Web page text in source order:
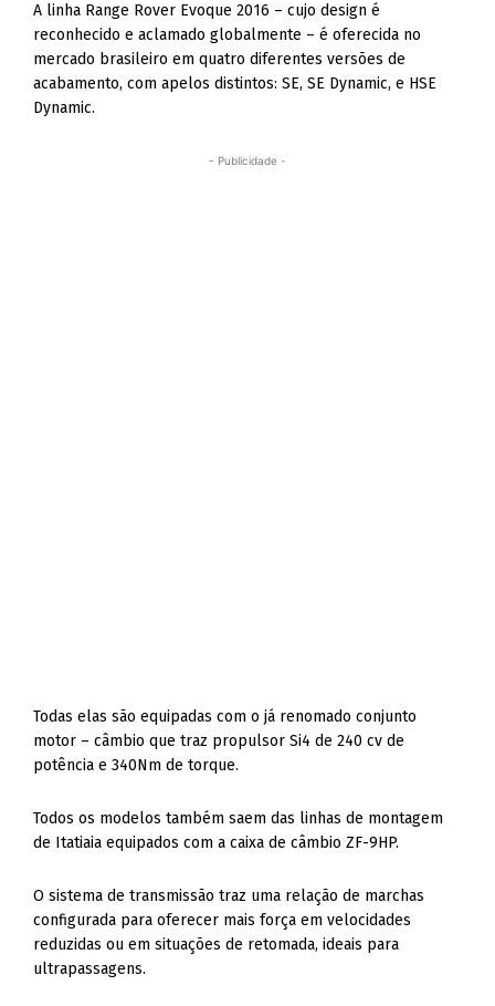
A linha Range Rover Evoque 2016 – cujo design é
reconhecido e aclamado globalmente – é oferecida no
mercado brasileiro em quatro diferentes versões de
acabamento, com apelos distintos: SE, SE Dynamic, e HSE
Dynamic.
- Publicidade -
Todas elas são equipadas com o já renomado conjunto
motor – câmbio que traz propulsor Si4 de 240 cv de
potência e 340Nm de torque.
Todos os modelos também saem das linhas de montagem
de Itatiaia equipados com a caixa de câmbio ZF-9HP.
O sistema de transmissão traz uma relação de marchas
configurada para oferecer mais força em velocidades
reduzidas ou em situações de retomada, ideais para
ultrapassagens.